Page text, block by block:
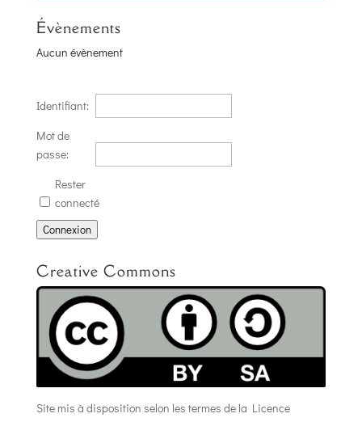
Évènements
Aucun évènement
Identifiant:
Mot de
passe:
Rester
connecté
Connexion
Creative Commons
Site mis à disposition selon les termes de la Licence